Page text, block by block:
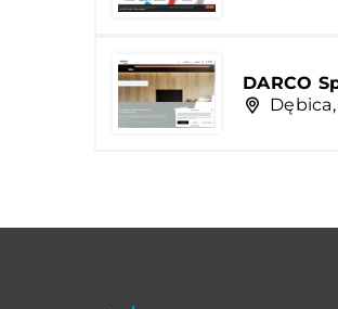
DARCO